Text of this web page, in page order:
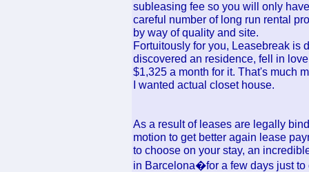
subleasing fee so you will only
careful number of long run rental
by way of quality and site.
Fortuitously for you, Leasebreak is
discovered an residence, fell in
$1,325 a month for it. That's much
I wanted actual closet house.
As a result of leases are legally
motion to get better again lease
to choose on your stay, an
in Barcelona�for a few days just